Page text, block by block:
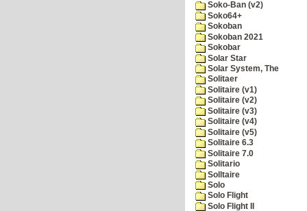
Soko-Ban (v2)
Soko64+
Sokoban
Sokoban 2021
Sokobar
Solar Star
Solar System, The
Solitaer
Solitaire (v1)
Solitaire (v2)
Solitaire (v3)
Solitaire (v4)
Solitaire (v5)
Solitaire 6.3
Solitaire 7.0
Solitario
Solltaire
Solo
Solo Flight
Solo Flight II